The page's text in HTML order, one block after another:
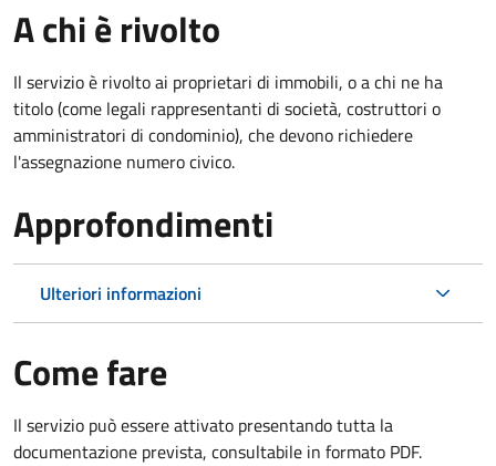
A chi è rivolto
Il servizio è rivolto ai proprietari di immobili, o a chi ne ha
titolo (come legali rappresentanti di società, costruttori o
amministratori di condominio), che devono richiedere
l'assegnazione numero civico.
Approfondimenti
Ulteriori informazioni
Come fare
Il servizio può essere attivato presentando tutta la
documentazione prevista, consultabile in formato PDF.